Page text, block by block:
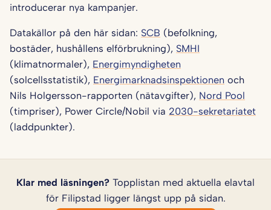
introducerar nya kampanjer.
Datakällor på den här sidan: SCB (befolkning,
bostäder, hushållens elförbrukning), SMHI
(klimatnormaler), Energimyndigheten
(solcellsstatistik), Energimarknadsinspektionen och
Nils Holgersson-rapporten (nätavgifter), Nord Pool
(timpriser), Power Circle/Nobil via 2030-sekretariatet
(laddpunkter).
Klar med läsningen? Topplistan med aktuella elavtal
för Filipstad ligger längst upp på sidan.